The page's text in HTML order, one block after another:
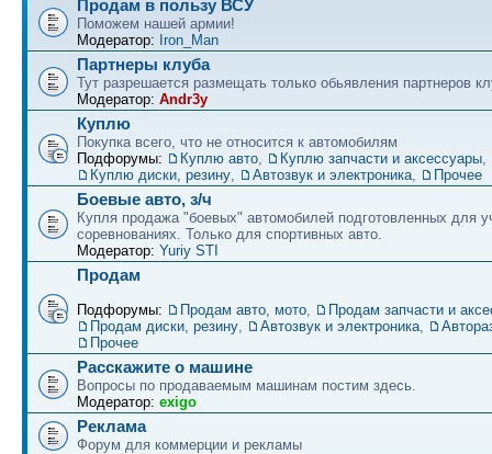
Продам в пользу ВСУ
Поможем нашей армии!
Модератор: Iron_Man
Партнеры клуба
Тут разрешается размещать только обьявления партнеров
Модератор: Andr3y
Куплю
Покупка всего, что не относится к автомобилям
Подфорумы:
Куплю авто, Куплю запчасти и аксессуары,
Куплю диски, резину, Автозвук и электроника, Прочее
Боевые авто, з/ч
Купля продажа "боевых" автомобилей подготовленных для
соревнованиях. Только для спортивных авто.
Модератор: Yuriy STI
Продам
Подфорумы: Продам авто, мото,
Продам запчасти и
Продам диски, резину, Автозвук и электроника,
Прочее
Расскажите о машине
Вопросы по продаваемым машинам постим здесь.
Модератор: exigo
Реклама
Форум для коммерции и рекламы